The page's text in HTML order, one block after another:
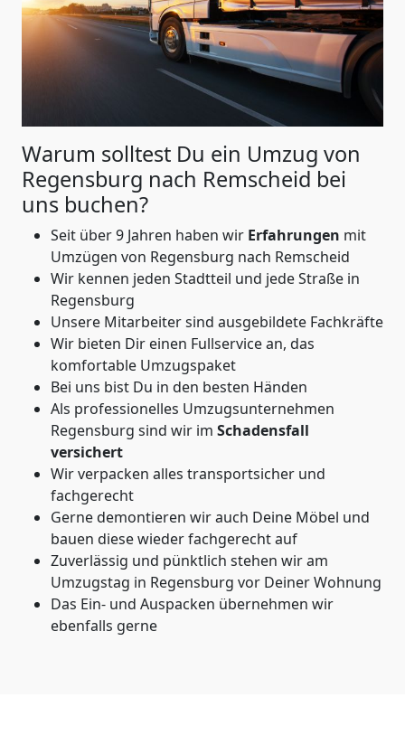
Warum solltest Du ein Umzug von
Regensburg nach Remscheid bei
uns buchen?
Seit über 9 Jahren haben wir Erfahrungen mit
Umzügen von Regensburg nach Remscheid
Wir kennen jeden Stadtteil und jede Straße in
Regensburg
Unsere Mitarbeiter sind ausgebildete Fachkräfte
Wir bieten Dir einen Fullservice an, das
komfortable Umzugspaket
Bei uns bist Du in den besten Händen
Als professionelles Umzugsunternehmen
Regensburg sind wir im Schadensfall
versichert
Wir verpacken alles transportsicher und
fachgerecht
Gerne demontieren wir auch Deine Möbel und
bauen diese wieder fachgerecht auf
Zuverlässig und pünktlich stehen wir am
Umzugstag in Regensburg vor Deiner Wohnung
Das Ein- und Auspacken übernehmen wir
ebenfalls gerne